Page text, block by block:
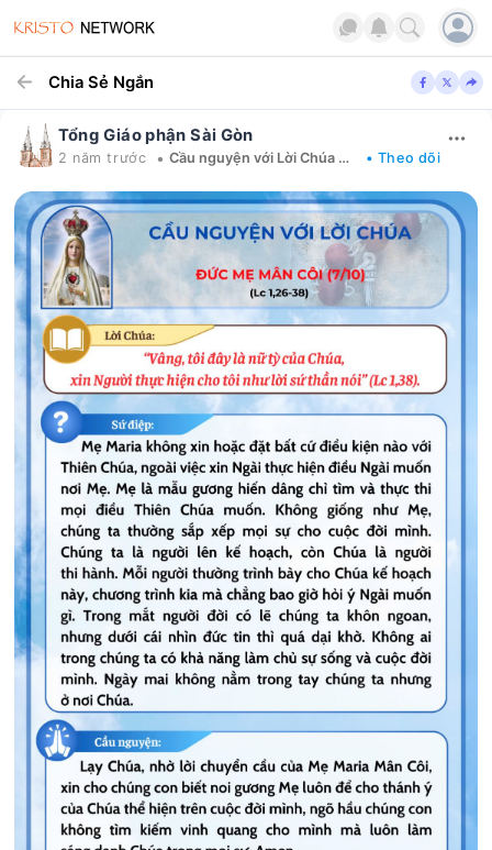
Chia Sẻ Ngắn
Tổng Giáo phận Sài Gòn
2 năm trước • Cầu nguyện với Lời Chúa mỗi ngày • Theo dõi